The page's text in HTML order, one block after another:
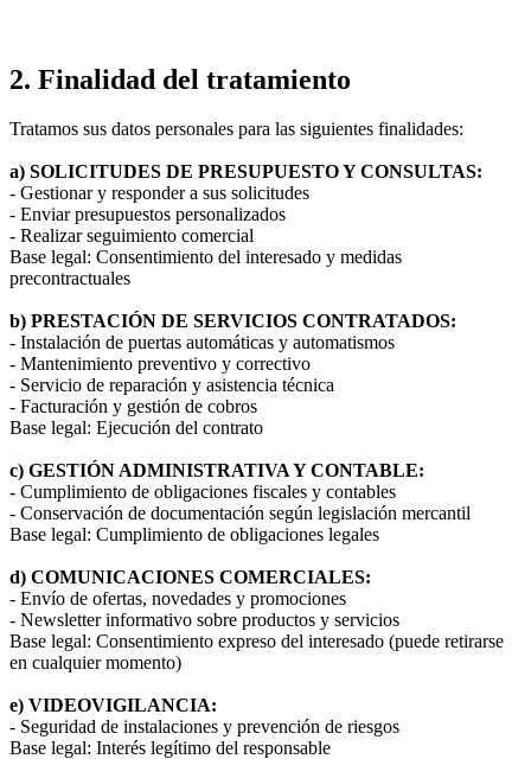
2. Finalidad del tratamiento
Tratamos sus datos personales para las siguientes finalidades:
a) SOLICITUDES DE PRESUPUESTO Y CONSULTAS:
- Gestionar y responder a sus solicitudes
- Enviar presupuestos personalizados
- Realizar seguimiento comercial
Base legal: Consentimiento del interesado y medidas
precontractuales
b) PRESTACIÓN DE SERVICIOS CONTRATADOS:
- Instalación de puertas automáticas y automatismos
- Mantenimiento preventivo y correctivo
- Servicio de reparación y asistencia técnica
- Facturación y gestión de cobros
Base legal: Ejecución del contrato
c) GESTIÓN ADMINISTRATIVA Y CONTABLE:
- Cumplimiento de obligaciones fiscales y contables
- Conservación de documentación según legislación mercantil
Base legal: Cumplimiento de obligaciones legales
d) COMUNICACIONES COMERCIALES:
- Envío de ofertas, novedades y promociones
- Newsletter informativo sobre productos y servicios
Base legal: Consentimiento expreso del interesado (puede retirarse
en cualquier momento)
e) VIDEOVIGILANCIA:
- Seguridad de instalaciones y prevención de riesgos
Base legal: Interés legítimo del responsable